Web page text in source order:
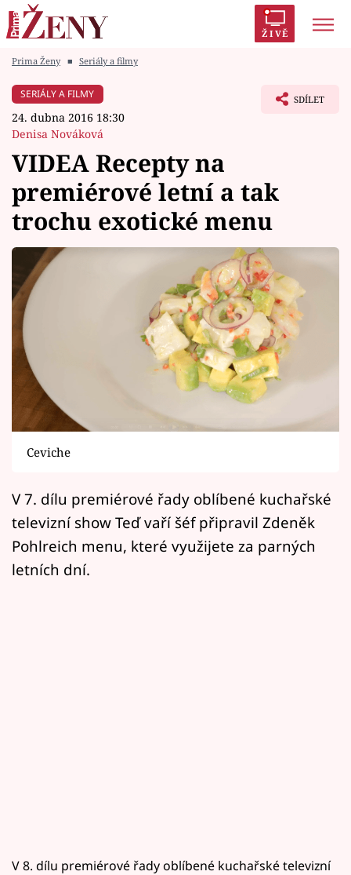
ŽIVĚ
Módní alarm
Témata
Celebrity
Vztahy
Seriály
Horoskopy
Sledujte prima+
Filmový festival Karlovy Vary
Mámy sobě
Přihlášení
Prima Ženy ■ Seriály a filmy
SERIÁLY A FILMY
24. dubna 2016 18:30
Denisa Nováková
SDÍLET
VIDEA Recepty na
premiérové letní a tak
trochu exotické menu
Ceviche
V 7. dílu premiérové řady oblíbené kuchařské
televizní show Teď vaří šéf připravil Zdeněk
Pohlreich menu, které využijete za parných
letních dní.
V 8. dílu premiérové řady oblíbené kuchařské televizní